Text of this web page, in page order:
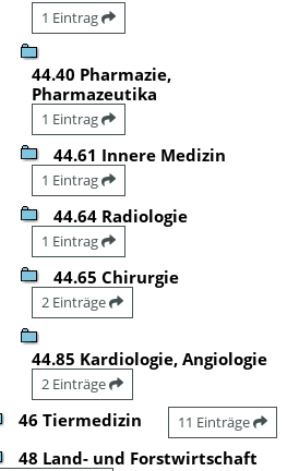
1 Eintrag
44.40 Pharmazie,
Pharmazeutika
1 Eintrag
44.61 Innere Medizin
1 Eintrag
44.64 Radiologie
1 Eintrag
44.65 Chirurgie
2 Einträge
44.85 Kardiologie, Angiologie
2 Einträge
46 Tiermedizin 11 Einträge
48 Land- und Forstwirtschaft